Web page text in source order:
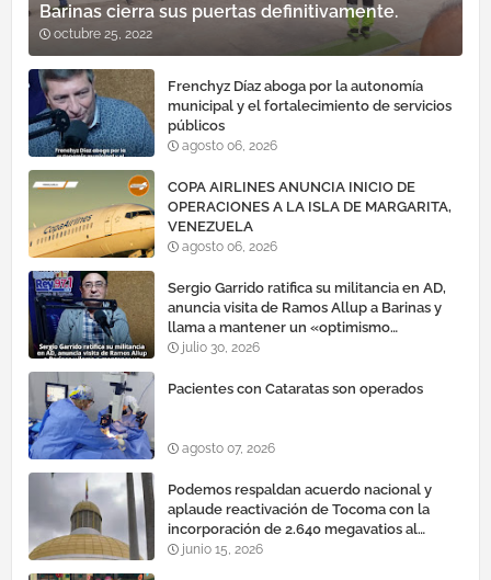
Barinas cierra sus puertas definitivamente.
octubre 25, 2022
Frenchyz Díaz aboga por la autonomía
municipal y el fortalecimiento de servicios
públicos
agosto 06, 2026
COPA AIRLINES ANUNCIA INICIO DE
OPERACIONES A LA ISLA DE MARGARITA,
VENEZUELA
agosto 06, 2026
Sergio Garrido ratifica su militancia en AD,
anuncia visita de Ramos Allup a Barinas y
llama a mantener un «optimismo
cauteloso»
julio 30, 2026
Pacientes con Cataratas son operados
agosto 07, 2026
Podemos respaldan acuerdo nacional y
aplaude reactivación de Tocoma con la
incorporación de 2.640 megavatios al
sistema eléctrico nacional
junio 15, 2026